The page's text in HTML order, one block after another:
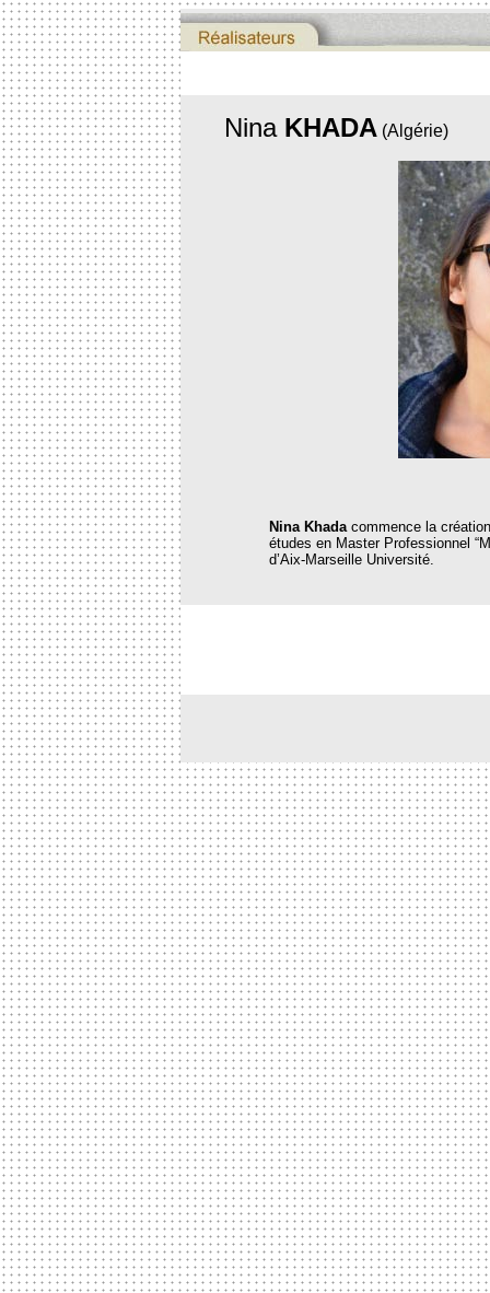
Nina KHADA (Algérie)
Nina Khadacommence la
études en Master Professionnel
d’Aix-Marseille Université.